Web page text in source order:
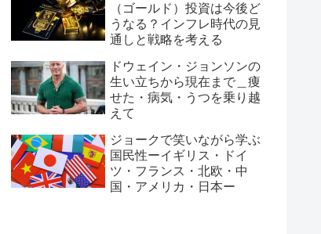
（ゴールド）投資は今後ど
うなる？インフレ時代の見
通しと戦略を考える
ドウェイン・ジョンソンの
生い立ちから現在まで＿痩
せた・病気・うつを乗り越
えて
ジョークで笑いながら学ぶ
国民性ーイギリス・ドイ
ツ・フランス・北欧・中
国・アメリカ・日本ー